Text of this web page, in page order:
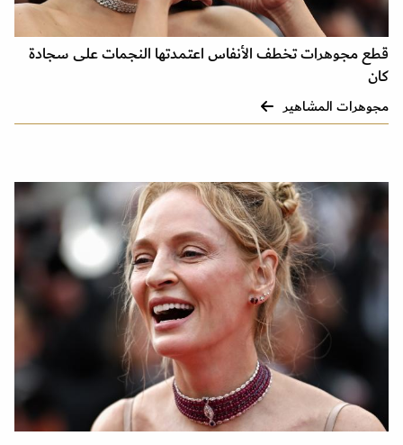
قطع مجوهرات تخطف الأنفاس اعتمدتها النجمات على سجادة
كان
مجوهرات المشاهير